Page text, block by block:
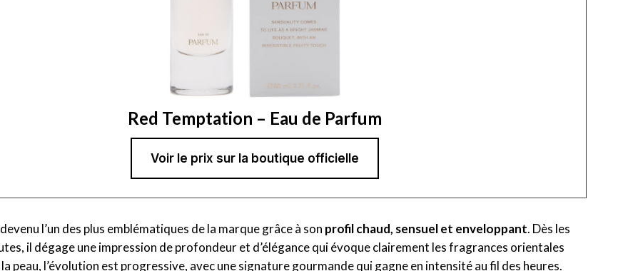
Red Temptation – Eau de Parfum
Voir le prix sur la boutique officielle
l’un des plus emblématiques de la marque grâce à son profil chaud, sensuel et enveloppant. Dès les
il dégage une impression de profondeur et d’élégance qui évoque clairement les fragrances orientales
peau, l’évolution est progressive, avec une signature gourmande qui gagne en intensité au fil des heures.